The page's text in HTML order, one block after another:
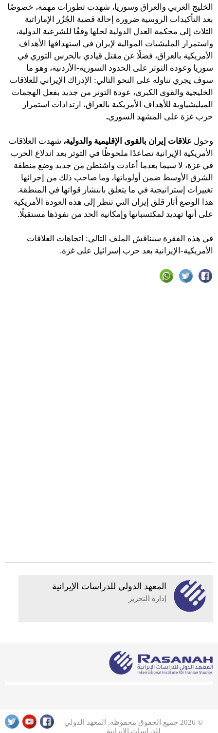
الخليج العربي والعراق وسوريا، شهدت تطورات مهمة، خصوصًا
بعد التأكيدات الروسية ضرورة إحالة قضية الجُزُر الإماراتية
الثلاث إلى محكمة العدل الدولية لحلها وفقًا للشرعية الدولية،
واستمرار المليشيات الموالية لإيران في استهدافها الأهداف
الأمريكية بالعراق، فضلًا عن مقتل قيادي بالحرس الثوري في
سوريا وعودة التوتر على الحدود السورية-الأردنية، وهو ما
سوف يجري تناوله على النحو التالي: الإدراك الإيراني للعلاقات
الخليجية والقوى الكبرى، عودة التوتر من جديد بفعل الهجمات
الميليشياوية للأهداف الأمريكية بالعراق، ارتدادات استمرار
حرب غزة على المشهد السوري.
وحول علاقات إيران بالقوى الإقليمية والدولية، شهدت العلاقات
الأمريكية الإيرانية تصاعدًا ملحوظًا في التوتر بعد اندلاع الحرب
في غزة، لا سيما بعدما أعادت واشنطن من جديد وضع منطقة
الشرق الأوسط ضمن أولوياتها، وما صاحب ذلك من إجرائها
تغييرات إستراتيجية في ما يتعلق بانتشار قواتها في المنطقة.
هذا الوضع أثار قلق إيران التي تنظر إلى هذه العودة الأمريكية
على أنها تهديد لمكتسباتها وإمكانية الحد من نفوذها مستقبلًا.
في هذه الفقرة سنناقش الملف التالي: اتجاهات العلاقات
الأمريكية-الإيرانية بعد حرب إسرائيل على غزة.
المعهد الدولي للدراسات الإيرانية
إدارة التحرير
© 2026 جميع الحقوق محفوظة, المعهد الدولي
للدراسات الإيرانية